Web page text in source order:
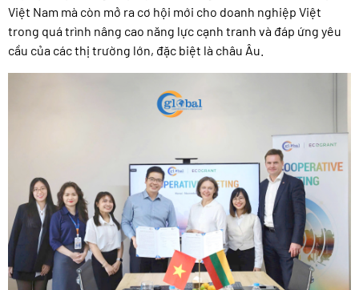
Việt Nam mà còn mở ra cơ hội mới cho doanh nghiệp Việt
trong quá trình nâng cao năng lực cạnh tranh và đáp ứng yêu
cầu của các thị trường lớn, đặc biệt là châu Âu.